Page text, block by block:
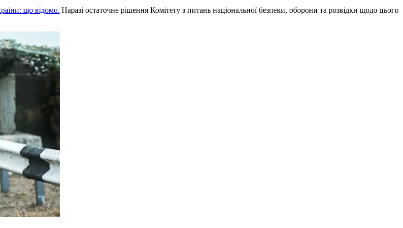
що відомо. Наразі остаточне рішення Комітету з питань національної безпеки, оборони та розвідки щодо цього